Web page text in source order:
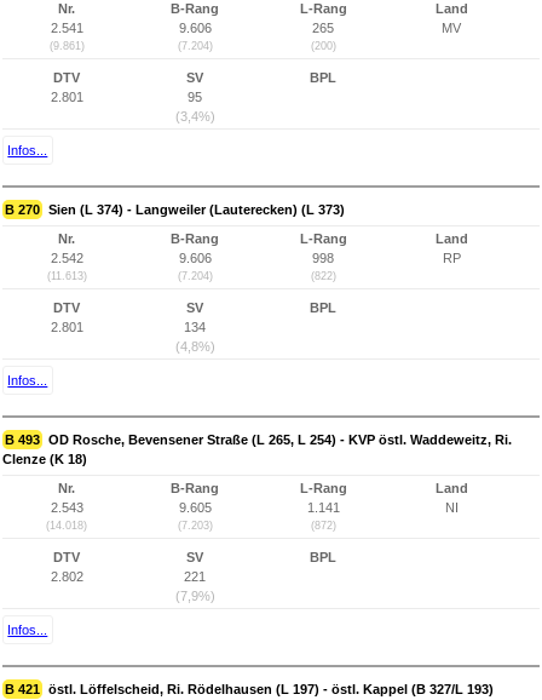
Nr.
2.541
(9.861)
B-Rang
9.606
(7.204)
L-Rang
265
(200)
Land
MV
DTV
2.801
SV
95
(3,4%)
BPL
Infos...
B 270 Sien (L 374) - Langweiler (Lauterecken) (L 373)
Nr.
2.542
(11.613)
B-Rang
9.606
(7.204)
L-Rang
998
(822)
Land
RP
DTV
2.801
SV
134
(4,8%)
BPL
Infos...
B 493 OD Rosche, Bevensener Straße (L 265, L 254) - KVP östl. Waddeweitz, Ri.
Clenze (K 18)
Nr.
2.543
(14.018)
B-Rang
9.605
(7.203)
L-Rang
1.141
(872)
Land
NI
DTV
2.802
SV
221
(7,9%)
BPL
Infos...
B 421 östl. Löffelscheid, Ri. Rödelhausen (L 197) - östl. Kappel (B 327/L 193)